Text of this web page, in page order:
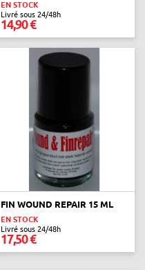
EN STOCK
Livré sous 24/48h
14,90 €
FIN WOUND REPAIR 15 ML
EN STOCK
Livré sous 24/48h
17,50 €